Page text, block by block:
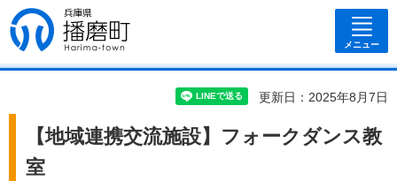
兵庫県 播磨
町
メニュー
更新日：2025年8月7日
【地域連携交流施設】フォークダンス教
室